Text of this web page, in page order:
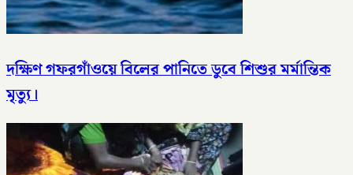
দক্ষিণ গফরগাঁওয়ে বিলের পানিতে ডুবে শিশুর মর্মান্তিক
মৃত্যু।